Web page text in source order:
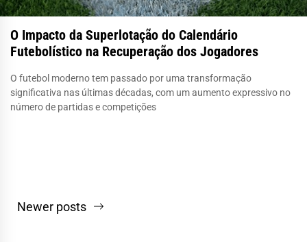
O Impacto da Superlotação do Calendário
Futebolístico na Recuperação dos Jogadores
O futebol moderno tem passado por uma transformação
significativa nas últimas décadas, com um aumento expressivo no
número de partidas e competições
Navegação
Newer posts